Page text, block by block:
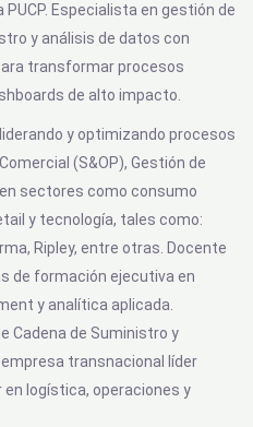
Especialista en gestión de
y análisis de datos con
transformar procesos
de alto impacto.
y optimizando procesos
(S&OP), Gestión de
sectores como consumo
y tecnología, tales como:
Ripley, entre otras. Docente
de formación ejecutiva en
y analítica aplicada.
Cadena de Suministro y
transnacional líder
logística, operaciones y